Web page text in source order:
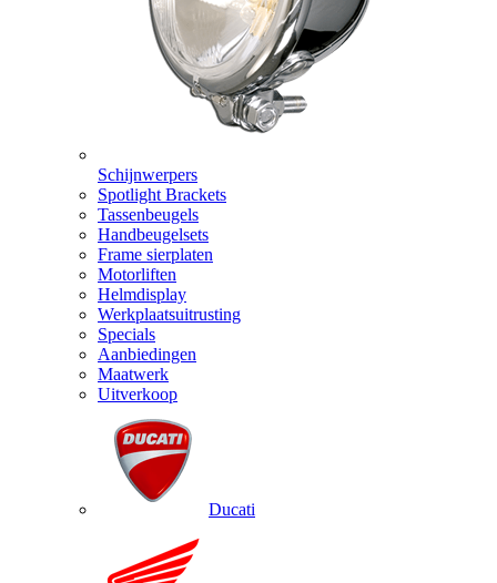
Schijnwerpers
Spotlight Brackets
Tassenbeugels
Handbeugelsets
Frame sierplaten
Motorliften
Helmdisplay
Werkplaatsuitrusting
Specials
Aanbiedingen
Maatwerk
Uitverkoop
Ducati